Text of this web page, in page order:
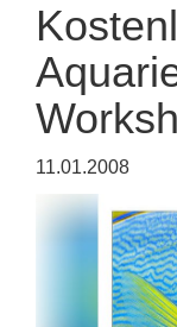
11.01.2008